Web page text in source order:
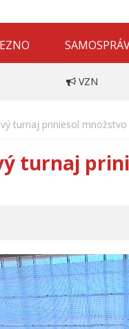
VZN
turnaj priniesol
turnaj